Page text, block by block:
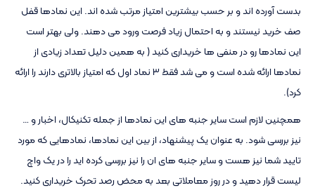
بدست آورده اند و بر حسب بیشترین امتیاز مرتب شده اند. این نمادها قفل
صف خرید نیستند و به احتمال زیاد فرصت ورود می دهند. ولی بهتر است
این نمادها رو در منفی ها خریداری کنید ( به همین دلیل تعداد زیادی از
نمادها ارائه شده است و می شد فقط ۳ نماد اول که امتیاز بالاتری دارند را ارائه
کرد).
همچنین لازم است سایر جنبه های این نمادها از جمله تکنیکال، اخبار و …
نیز بررسی شود. به عنوان یک پیشنهاد، از بین این نمادها، نمادهایی که مورد
تایید شما نیز هست و سایر جنبه های ان را نیز بررسی کرده اید را در یک واچ
لیست قرار دهید و در روز معاملاتی بعد به محض رصد تحرک خریداری کنید.